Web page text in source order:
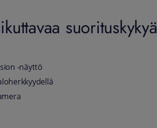
suorituskykyä
-näyttö